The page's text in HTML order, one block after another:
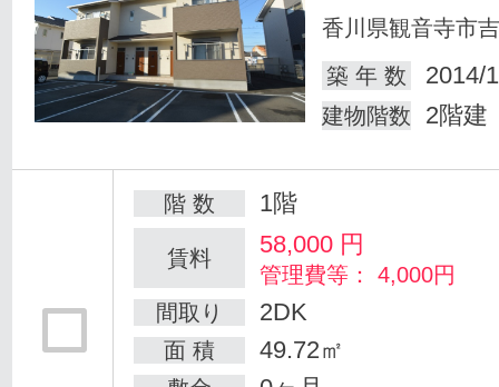
香川県観音寺市
築 年 数
2014/
建物階数 2階建
階 数 1階
賃料 58,000 円
管理費等： 4,000円
間取り
2DK
面 積 49.72㎡